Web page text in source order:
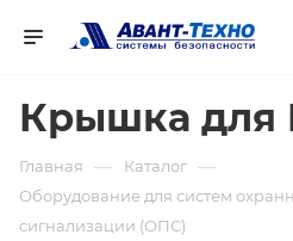
Крышка для
Главная — Каталог —
Оборудование для систем
сигнализации (ОПС)